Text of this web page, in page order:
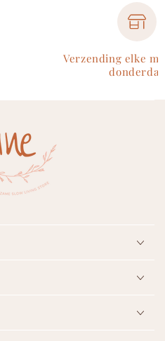
Verzending elke
donderdag